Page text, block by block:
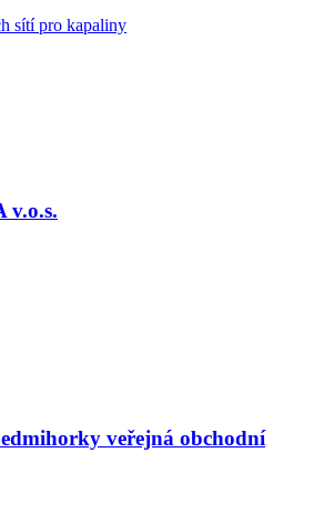
sítí pro kapaliny
v.o.s.
veřejná obchodní